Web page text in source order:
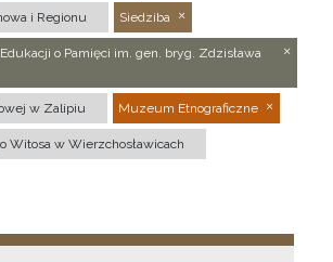
i Regionu Siedziba
o Pamięci im. gen. bryg. Zdzisława
w Zalipiu Muzeum Etnograficzne
Witosa w Wierzchosławicach